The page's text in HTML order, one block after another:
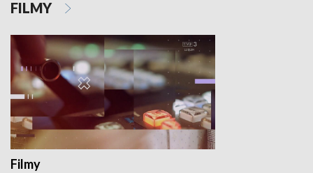
FILMY
Filmy